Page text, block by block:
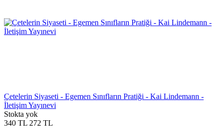
Çetelerin Siyaseti - Egemen Sınıfların Pratiği - Kai Lindemann -
İletişim Yayınevi
Stokta yok
340 TL 272 TL